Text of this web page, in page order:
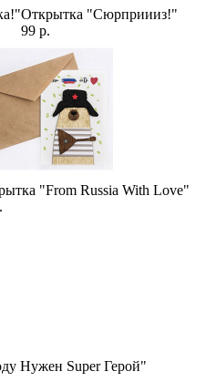
Открытка "Сюрприииз!"
99 р.
"From Russia With Love"
Нужен Super Герой"